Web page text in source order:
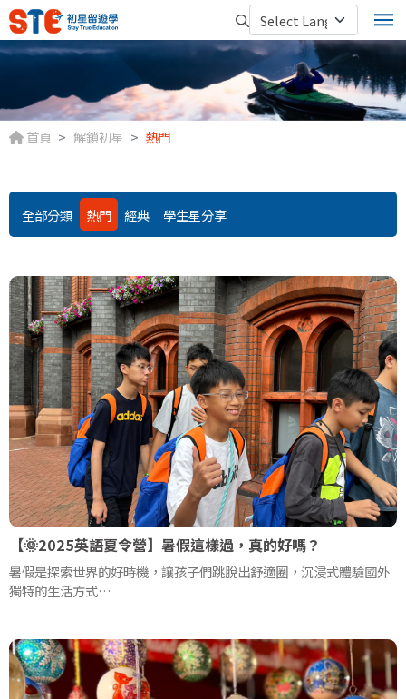
首頁 解鎖初星 熱門
全部分類 熱門 經典 學生星分享
【🌞2025英語夏令營】暑假這樣過，真的好嗎？
暑假是探索世界的好時機，讓孩子們跳脫出舒適圈，沉浸式體驗國外
獨特的生活方式